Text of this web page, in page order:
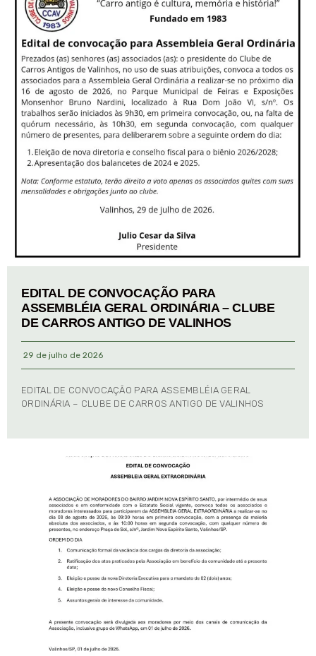
EDITAL DE CONVOCAÇÃO PARA
ASSEMBLÉIA GERAL ORDINÁRIA – CLUBE
DE CARROS ANTIGO DE VALINHOS
29 de julho de 2026
EDITAL DE CONVOCAÇÃO PARA ASSEMBLÉIA GERAL
ORDINÁRIA – CLUBE DE CARROS ANTIGO DE VALINHOS